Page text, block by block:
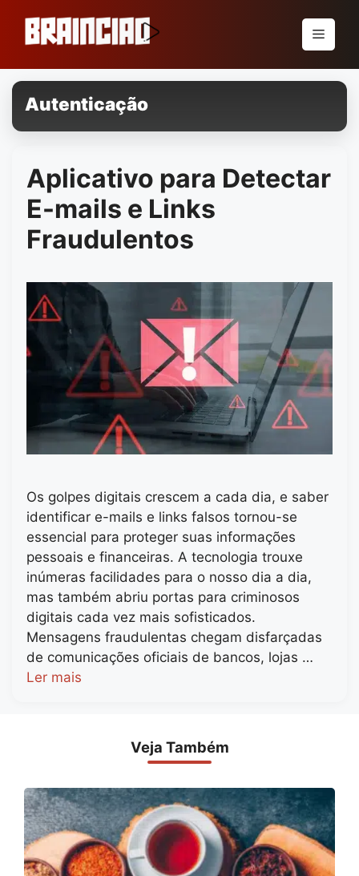
conteúdo
Menu
Autenticação
Aplicativo para Detectar
E-mails e Links
Fraudulentos
Os golpes digitais crescem a cada dia, e saber
identificar e-mails e links falsos tornou-se
essencial para proteger suas informações
pessoais e financeiras. A tecnologia trouxe
inúmeras facilidades para o nosso dia a dia,
mas também abriu portas para criminosos
digitais cada vez mais sofisticados.
Mensagens fraudulentas chegam disfarçadas
de comunicações oficiais de bancos, lojas …
Ler mais
Veja Também